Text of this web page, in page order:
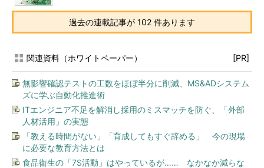
過去の連載記事が 102 件あります
関連資料（ホワイトペーパー） [PR]
無影響確認テストの工数をほぼ半分に削減、MS&ADシステム
ズに学ぶ自動化推進術
ITエンジニア不足を解消し採用のミスマッチを防ぐ、「外部
人材活用」の実態
「教える時間がない」「育成してもすぐ辞める」 今の現場
に必要な教育方法とは
食品衛生の「7S活動」はやっているが…… なかなか減らな